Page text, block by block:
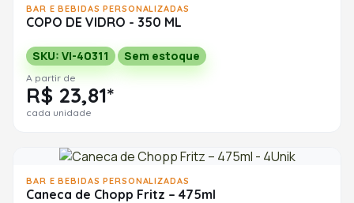
BAR E BEBIDAS PERSONALIZADAS
COPO DE VIDRO - 350 ML
SKU: VI-40311 Sem estoque
A partir de
R$ 23,81*
cada unidade
BAR E BEBIDAS PERSONALIZADAS
Caneca de Chopp Fritz – 475ml